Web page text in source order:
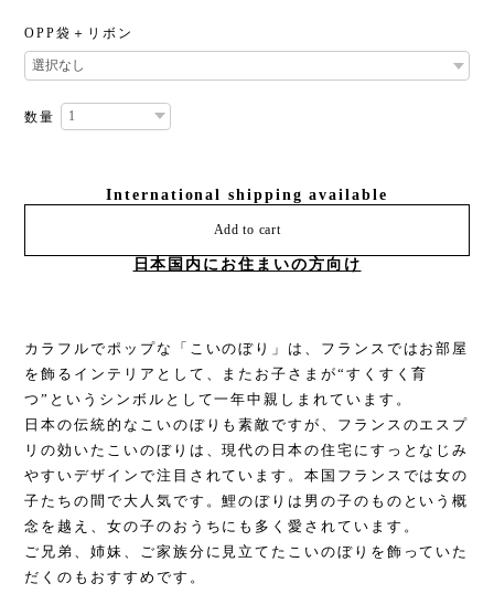
OPP袋＋リボン
数量
International shipping available
Add to cart
日本国内にお住まいの方向け
カラフルでポップな「こいのぼり」は、フランスではお部屋
を飾るインテリアとして、またお子さまが“すくすく育
つ”というシンボルとして一年中親しまれています。
日本の伝統的なこいのぼりも素敵ですが、フランスのエスプ
リの効いたこいのぼりは、現代の日本の住宅にすっとなじみ
やすいデザインで注目されています。本国フランスでは女の
子たちの間で大人気です。鯉のぼりは男の子のものという概
念を越え、女の子のおうちにも多く愛されています。
ご兄弟、姉妹、ご家族分に見立てたこいのぼりを飾っていた
だくのもおすすめです。